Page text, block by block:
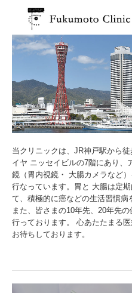
トップページ
クリニック紹介
診療案内
健康診断
胃内視鏡
特定健診 ・ 保健指導
当クリニックは、JR神戸駅から
イヤ ニッセイビルの7階にあり、
鏡（胃内視鏡・ 大腸カメラなど
行なっています。胃と 大腸は定
て、積極的に癌などの生活習慣病
また、皆さまの10年先、20年先
行っております。 心あたたまる
お待ちしております。